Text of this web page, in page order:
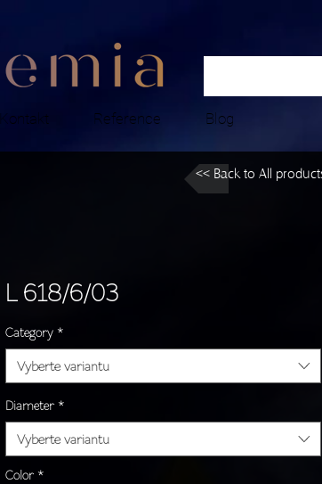
Kontakt Reference Blog
L 618/6/03
Category *
Vyberte variantu
Diameter *
Vyberte variantu
Color *
<< Back to All